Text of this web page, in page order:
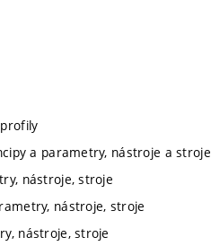
a parametry, nástroje a stroje
nástroje, stroje
nástroje, stroje
nástroje, stroje